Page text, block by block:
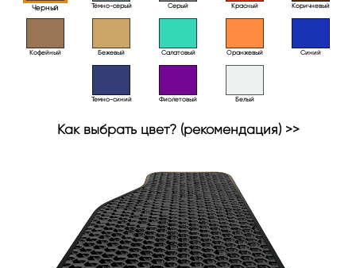
Черный Тёмно-серый Серый Красный Коричневый
Кофейный Бежевый Салатовый Оранжевый Синий
Темно-синий Фиолетовый Белый
Как выбрать цвет? (рекомендация) >>